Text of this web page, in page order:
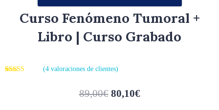
Curso Fenómeno Tumoral +
Libro | Curso Grabado
(4valoraciones de clientes)
89,00€ 80,10€